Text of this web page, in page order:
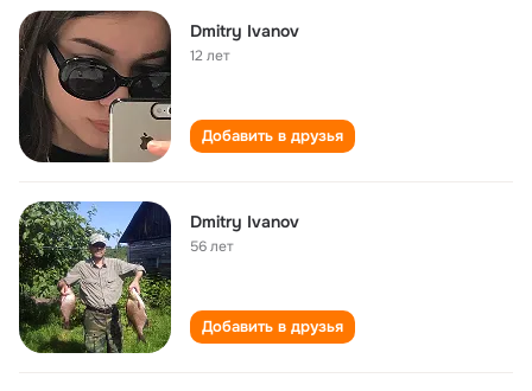
Dmitry Ivanov
12 лет
Добавить в друзья
Dmitry Ivanov
56 лет
Добавить в друзья